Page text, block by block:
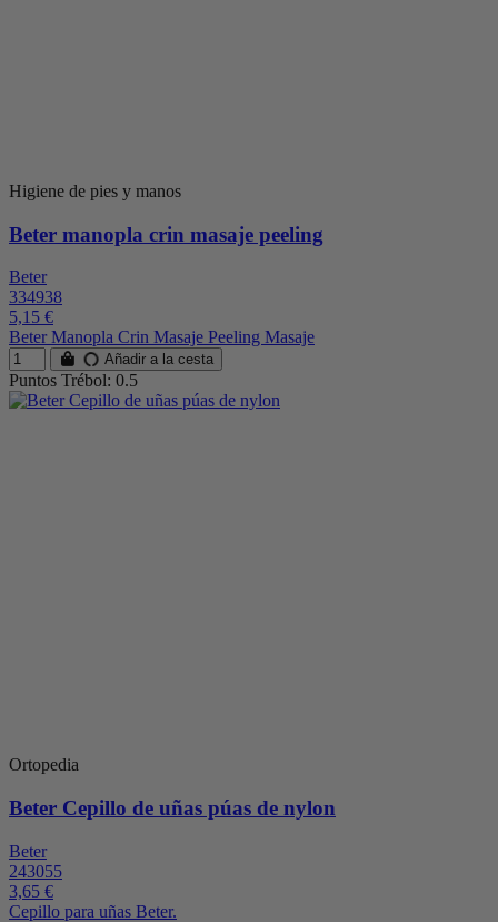
Higiene de pies y manos
Beter manopla crin masaje peeling
Beter
334938
5,15 €
Beter Manopla Crin Masaje Peeling Masaje
Añadir a la cesta
Puntos Trébol: 0.5
Ortopedia
Beter Cepillo de uñas púas de nylon
Beter
243055
3,65 €
Cepillo para uñas Beter.